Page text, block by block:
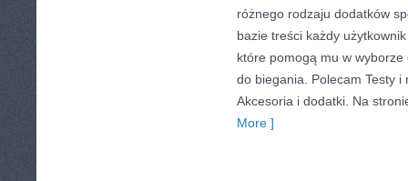
różnego rodzaju dodatków
bazie treści każdy
które pomogą mu w
do biegania. Polecam Testy i
Akcesoria i dodatki. Na
More ]